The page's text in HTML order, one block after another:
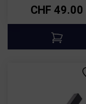
CHF 49.00